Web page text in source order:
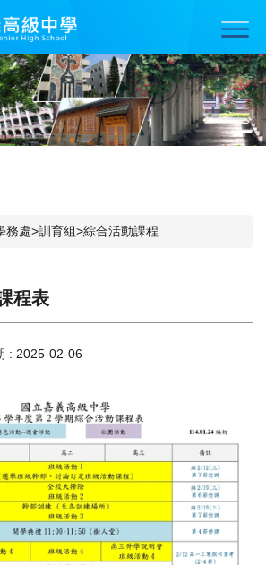
務處>訓育組>綜合活動課程
程表
: 2025-02-06